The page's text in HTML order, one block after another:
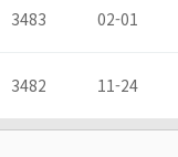
3483 02-01
3482 11-24